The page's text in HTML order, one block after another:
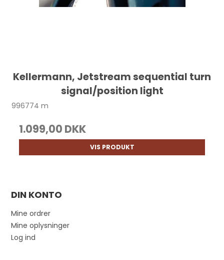
Kellermann, Jetstream sequential turn
signal/position light
996774 m
1.099,00 DKK
VIS PRODUKT
DIN KONTO
Mine ordrer
Mine oplysninger
Log ind